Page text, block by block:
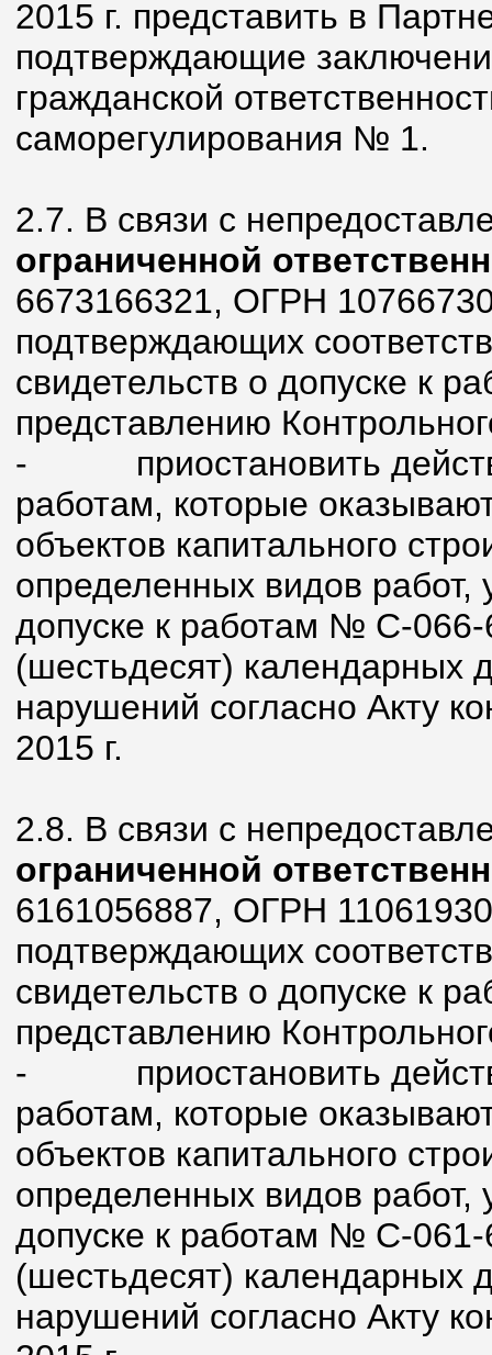
2015 г. представить в
подтверждающие
гражданской
саморегулирования № 1.
2.7. В связи с
ограниченной
6673166321, ОГРН
подтверждающих
свидетельств о допуске к
представлению
-
приостановить
работам, которые
объектов капитального
определенных видов работ,
допуске к работам № С-
(шестьдесят) календарных
нарушений согласно Акту
2015 г.
2.8. В связи с
ограниченной
6161056887, ОГРН
подтверждающих
свидетельств о допуске к
представлению
-
приостановить
работам, которые
объектов капитального
определенных видов работ,
допуске к работам № С-
(шестьдесят) календарных
нарушений согласно Акту